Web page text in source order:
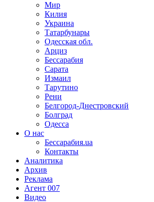
Мир
Килия
Украина
Татарбунары
Одесская обл.
Арциз
Бессарабия
Сарата
Измаил
Тарутино
Рени
Белгород-Днестровский
Болград
Одесса
О нас
Бессарабия.ua
Контакты
Аналитика
Архив
Реклама
Агент 007
Видео